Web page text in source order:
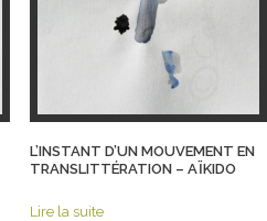
L’INSTANT D’UN MOUVEMENT EN
TRANSLITTÉRATION – AÏKIDO
Lire la suite